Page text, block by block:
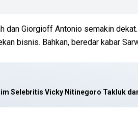
dan Giorgioff Antonio semakin
bisnis. Bahkan, beredar kabar
Selebritis Vicky Nitinegoro Takluk